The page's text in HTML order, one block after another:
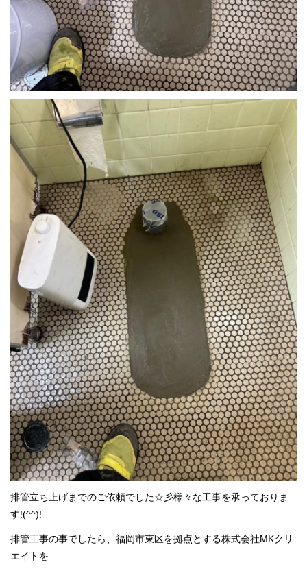
排管立ち上げまでのご依頼でした☆彡様々な工事を承っておりま
す!(^^)!
排管工事の事でしたら、福岡市東区を拠点とする株式会社MKクリ
エイトを